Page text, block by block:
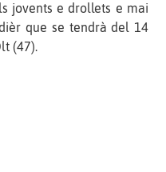
jovents e drollets e mai
que se tendrà del 14
(47).